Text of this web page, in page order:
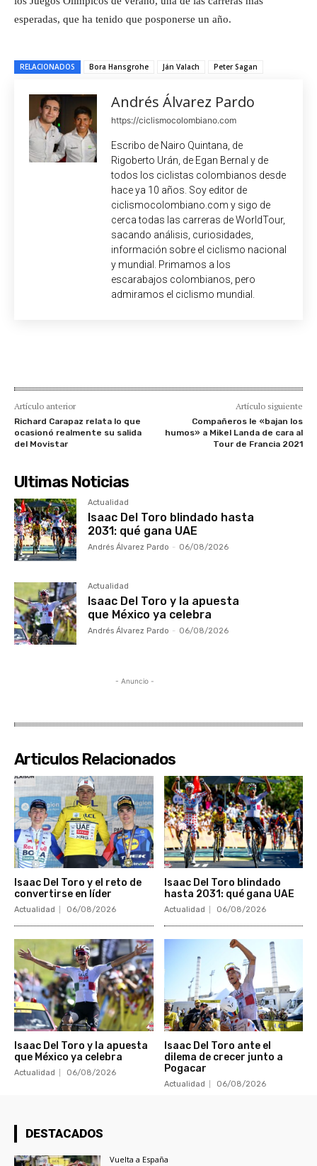
esperadas, que ha tenido que posponerse un año.
RELACIONADOS Bora Hansgrohe Ján Valach Peter Sagan
Andrés Álvarez Pardo
https://ciclismocolombiano.com
Escribo de Nairo Quintana, de
Rigoberto Urán, de Egan Bernal y de
todos los ciclistas colombianos desde
hace ya 10 años. Soy editor de
ciclismocolombiano.com y sigo de
cerca todas las carreras de WorldTour,
sacando análisis, curiosidades,
información sobre el ciclismo nacional
y mundial. Primamos a los
escarabajos colombianos, pero
admiramos el ciclismo mundial.
Artículo anterior
Richard Carapaz relata lo que
ocasionó realmente su salida
del Movistar
Artículo siguiente
Compañeros le «bajan los
humos» a Mikel Landa de cara al
Tour de Francia 2021
Ultimas Noticias
Actualidad
Isaac Del Toro blindado hasta
2031: qué gana UAE
Andrés Álvarez Pardo - 06/08/2026
Actualidad
Isaac Del Toro y la apuesta
que México ya celebra
Andrés Álvarez Pardo - 06/08/2026
- Anuncio -
Articulos Relacionados
Isaac Del Toro y el reto de
convertirse en líder
Actualidad 06/08/2026
Isaac Del Toro blindado
hasta 2031: qué gana UAE
Actualidad 06/08/2026
Isaac Del Toro y la apuesta
que México ya celebra
Actualidad 06/08/2026
Isaac Del Toro ante el
dilema de crecer junto a
Pogacar
Actualidad 06/08/2026
DESTACADOS
Vuelta a España